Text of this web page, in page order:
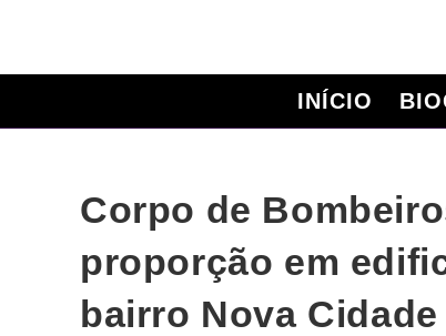
INÍCIO
Corpo de
proporção em
bairro Nova Cidade